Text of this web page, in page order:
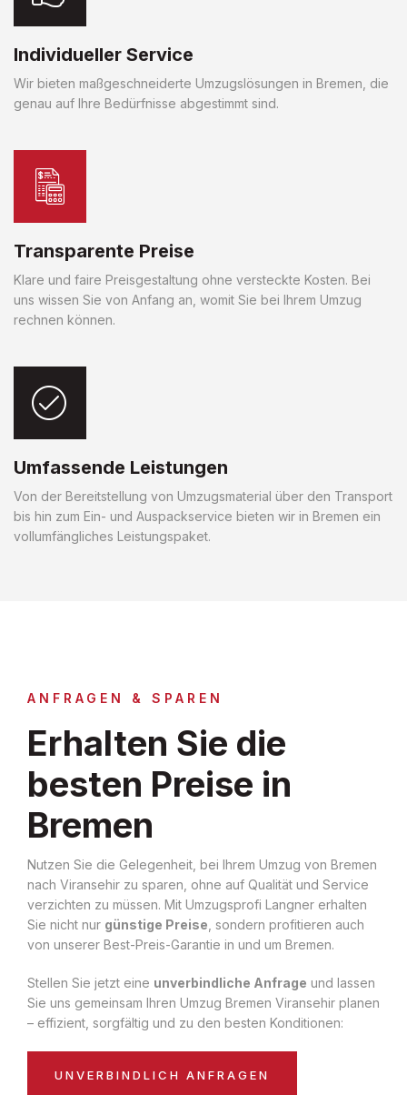
Individueller Service
Wir bieten maßgeschneiderte Umzugslösungen in Bremen, die
genau auf Ihre Bedürfnisse abgestimmt sind.
Transparente Preise
Klare und faire Preisgestaltung ohne versteckte Kosten. Bei
uns wissen Sie von Anfang an, womit Sie bei Ihrem Umzug
rechnen können.
Umfassende Leistungen
Von der Bereitstellung von Umzugsmaterial über den Transport
bis hin zum Ein- und Auspackservice bieten wir in Bremen ein
vollumfängliches Leistungspaket.
ANFRAGEN & SPAREN
Erhalten Sie die
besten Preise in
Bremen
Nutzen Sie die Gelegenheit, bei Ihrem Umzug von Bremen
nach Viransehir zu sparen, ohne auf Qualität und Service
verzichten zu müssen. Mit Umzugsprofi Langner erhalten
Sie nicht nur günstige Preise , sondern profitieren auch
von unserer Best-Preis-Garantie in und um Bremen.
Stellen Sie jetzt eine unverbindliche Anfrage und lassen
Sie uns gemeinsam Ihren Umzug Bremen Viransehir planen
– effizient, sorgfältig und zu den besten Konditionen:
UNVERBINDLICH ANFRAGEN